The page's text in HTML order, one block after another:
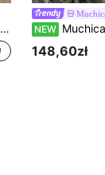
NEW Muchica Damska brązowa
148,60zł